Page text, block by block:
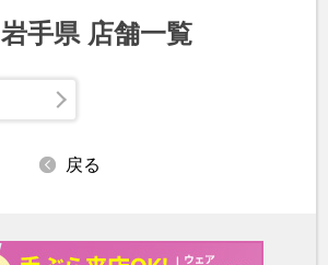
岩手県 店舗一覧
戻る